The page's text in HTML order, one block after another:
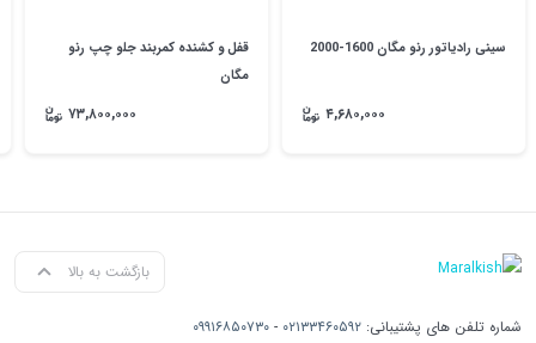
سینی رادیاتور رنو مگان 1600-2000
۴,۶۸۰,۰۰۰
قفل و کشنده کمربند جلو چپ رنو
مگان
۷۳,۸۰۰,۰۰۰
بازگشت به بالا
شماره تلفن های پشتیبانی: ۰۲۱۳۳۴۶۰۵۹۲ - ۰۹۹۱۶۸۵۰۷۳۰